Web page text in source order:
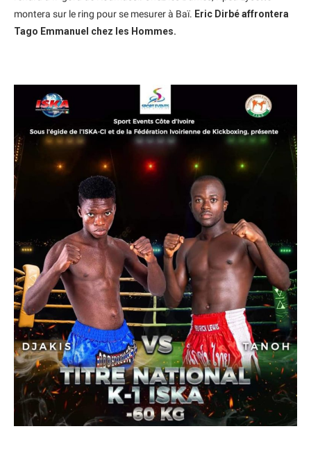
montera sur le ring pour se mesurer à Baï. Eric Dirbé affrontera
Tago Emmanuel chez les Hommes.